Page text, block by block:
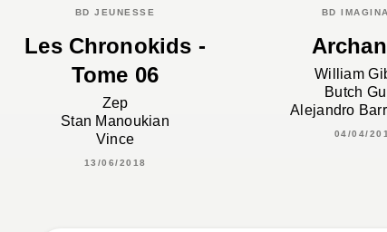
BD JEUNESSE
Les Chronokids -
Tome 06
Zep
Stan Manoukian
Vince
13/06/2018
BD
William
Butch
Alejandro
04/04/